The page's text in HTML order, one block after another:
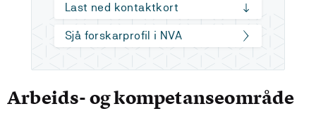
Last ned kontaktkort
Sjå forskarprofil i NVA
Arbeids- og kompetanseområde